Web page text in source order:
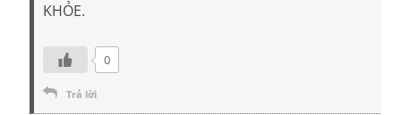
KHỎE.
0
Trả lời